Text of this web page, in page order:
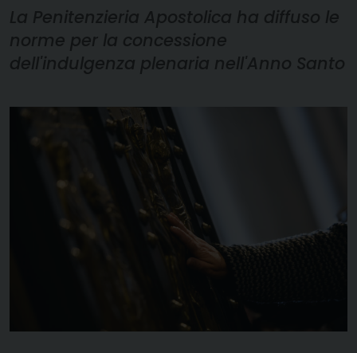
La Penitenzieria Apostolica ha diffuso le
norme per la concessione
dell'indulgenza plenaria nell'Anno Santo